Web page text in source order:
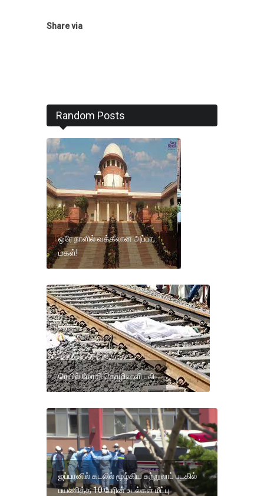
Share via
Random Posts
ஒரே நாளில் வக்கீலான அப்பா,
மகள்!
ரெயில் மோதி தொழிலாளி பலி
ஜப்பானில் கடலில் மூழ்கிய சுற்றுலாப் படகில்
பயணித்த 10 பேரின் உடல்கள் மீட்பு